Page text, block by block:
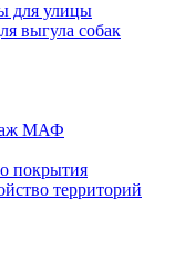
для улицы
выгула собак
МАФ
покрытия
территорий